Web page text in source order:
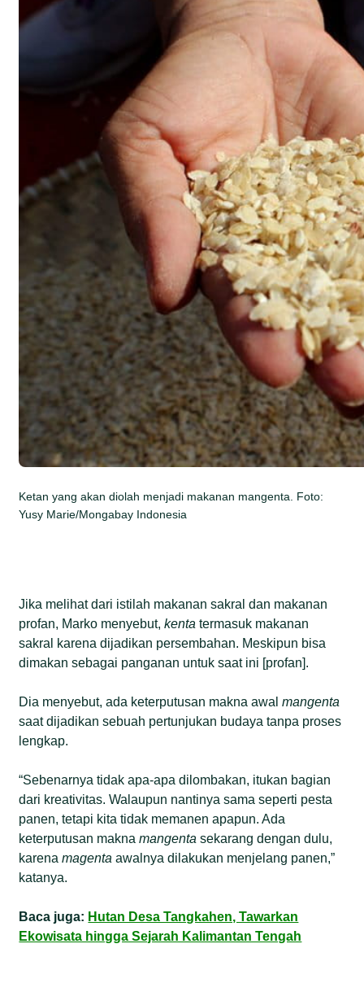
Ketan yang akan diolah menjadi makanan mangenta. Foto:
Yusy Marie/Mongabay Indonesia
Jika melihat dari istilah makanan sakral dan makanan
profan, Marko menyebut,kenta termasuk makanan
sakral karena dijadikan persembahan. Meskipun bisa
dimakan sebagai panganan untuk saat ini [profan].
Dia menyebut, ada keterputusan makna awalmangenta
saat dijadikan sebuah pertunjukan budaya tanpa proses
lengkap.
“Sebenarnya tidak apa-apa dilombakan, itukan bagian
dari kreativitas. Walaupun nantinya sama seperti pesta
panen, tetapi kita tidak memanen apapun. Ada
keterputusan maknamangenta sekarang dengan dulu,
karenamagenta awalnya dilakukan menjelang panen,”
katanya.
Baca juga: Hutan Desa Tangkahen, Tawarkan
Ekowisata hingga Sejarah Kalimantan Tengah